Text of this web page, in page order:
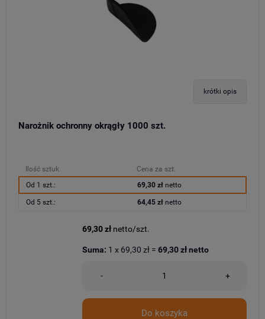
krótki opis
Narożnik ochronny okrągły 1000 szt.
Ilość sztuk
Cena za szt.
Od 1 szt.:
69,30 złnetto
Od 5 szt.: 64,45 złnetto
69,30 zł netto/szt.
- +
Do koszyka
Suma: 1 x 69,30 zł = 69,30 złnetto